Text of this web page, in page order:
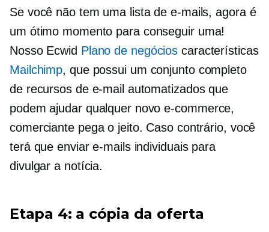
Se você não tem uma lista de e-mails, agora é
um ótimo momento para conseguir uma!
Nosso Ecwid Plano de negócios características
Mailchimp, que possui um conjunto completo
de recursos de e-mail automatizados que
podem ajudar qualquer novoe-commerce,
comerciante pega o jeito. Caso contrário, você
terá que enviar e-mails individuais para
divulgar a notícia.
Etapa 4: a cópia da oferta